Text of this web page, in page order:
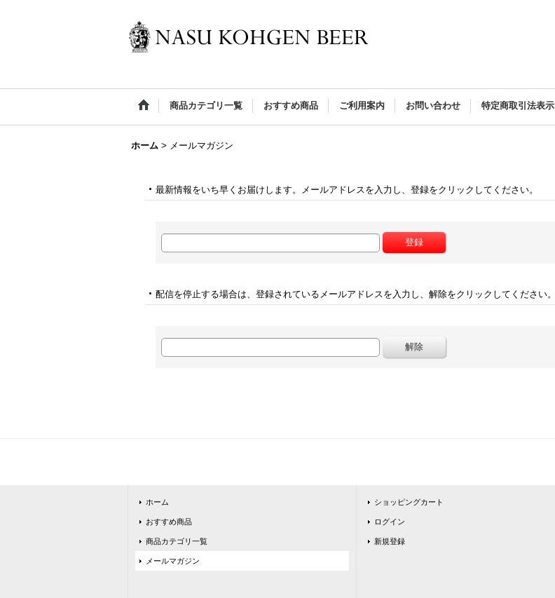
商品カテゴリ一覧 おすすめ商品 ご利用案内 お問い合わせ 特定商取引法表示
ホーム > メールマガジン
最新情報をいち早くお届けします。メールアドレスを入力し、登録をクリックしてください。
配信を停止する場合は、登録されているメールアドレスを入力し、解除をクリックしてください。
ホーム
おすすめ商品
商品カテゴリ一覧
メールマガジン
ショッピングカート
ログイン
新規登録